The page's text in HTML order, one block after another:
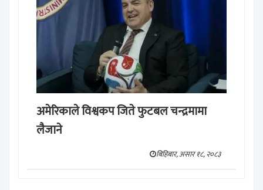
अमेरिकाले विश्वकप जिते फुटबल चन्द्रमामा
लैजाने
बिहिबार, असार १८, २०८३